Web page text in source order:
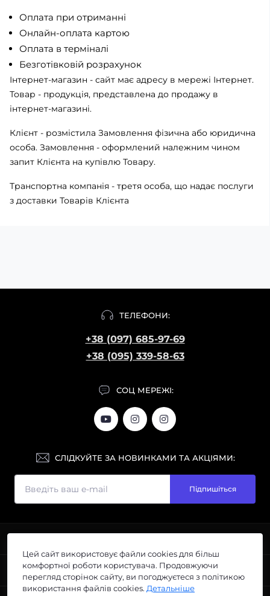
Оплата при отриманні
Онлайн-оплата картою
Оплата в терміналі
Безготівковій розрахунок
Інтернет-магазин - сайт має адресу в мережі Інтернет.
Товар - продукція, представлена ​​до продажу в
інтернет-магазині.
Клієнт - розмістила Замовлення фізична або юридична
особа. Замовлення - оформлений належним чином
запит Клієнта на купівлю Товару.
Транспортна компанія - третя особа, що надає послуги
з доставки Товарів Клієнта
ТЕЛЕФОНИ:
+38 (097) 685-97-69
+38 (095) 339-58-63
СОЦ МЕРЕЖІ:
СЛІДКУЙТЕ ЗА НОВИНКАМИ ТА АКЦІЯМИ:
Підпишіться
Галерея
Розміри
Догляд
ПОПУЛЯРНЕ
Парки
Цей сайт використовує файли cookies для більш
комфортної роботи користувача. Продовжуючи
перегляд сторінок сайту, ви погоджуєтеся з політикою
використання файлів cookies. Детальніше